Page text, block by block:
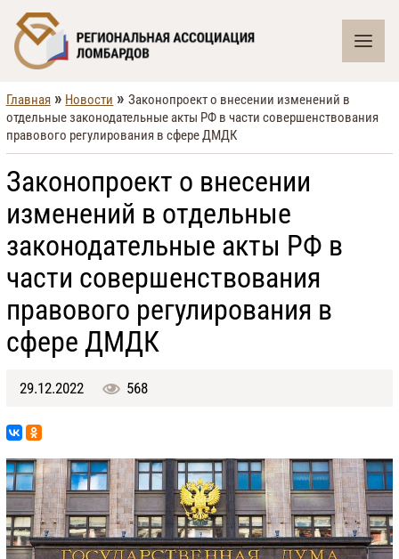
Главная » Новости » Законопроект о внесении изменений в
отдельные законодательные акты РФ в части совершенствования
правового регулирования в сфере ДМДК
Законопроект о внесении
изменений в отдельные
законодательные акты РФ в
части совершенствования
правового регулирования в
сфере ДМДК
29.12.2022 568